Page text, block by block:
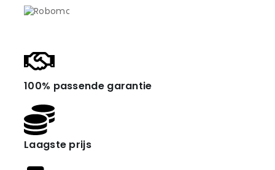
100% passende garantie
Laagste prijs